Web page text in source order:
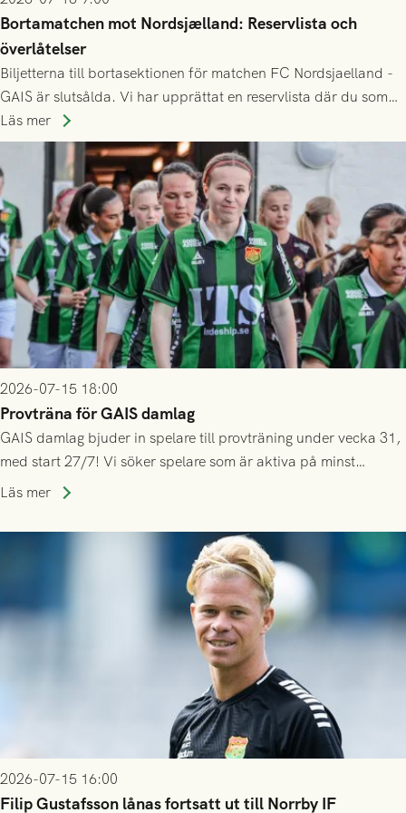
Bortamatchen mot Nordsjælland: Reservlista och
överlåtelser
Biljetterna till bortasektionen för matchen FC Nordsjaelland -
GAIS är slutsålda. Vi har upprättat en reservlista där du som
ännu inte har någon biljett kan anmäla ditt intresse. Du kan
inte själv överlåta din biljett till någon annan.
Läs mer
2026-07-15 18:00
Provträna för GAIS damlag
GAIS damlag bjuder in spelare till provträning under vecka 31,
med start 27/7! Vi söker spelare som är aktiva på minst
division 3-nivå.
Läs mer
2026-07-15 16:00
Filip Gustafsson lånas fortsatt ut till Norrby IF